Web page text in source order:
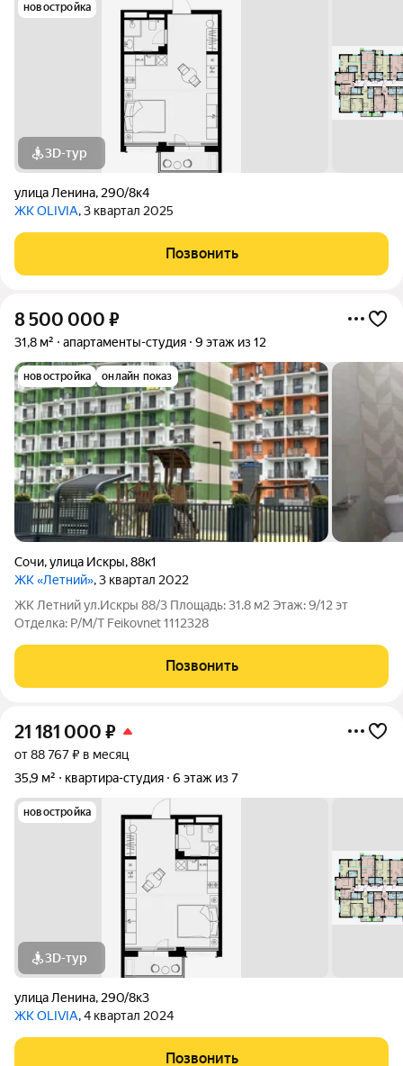
новостройка
3D-тур
улица Ленина, 290/8к4
ЖК OLIVIA, 3 квартал 2025
Позвонить
8 500 000 ₽
31,8 м² апартаменты-студия 9 этаж из 12
новостройка онлайн показ
Сочи,улица Искры,88к1
ЖК «Летний», 3 квартал 2022
ЖК Летний ул.Искры 88/3 Площадь: 31.8 м2 Этаж: 9/12 эт
Отделка: Р/М/Т Feikovnet 1112328
Позвонить
21 181 000 ₽
от 88 767 ₽ в месяц
35,9 м²
квартира-студия 6 этаж из 7
новостройка
3D-тур
улица Ленина, 290/8к3
ЖК OLIVIA, 4 квартал 2024
Позвонить